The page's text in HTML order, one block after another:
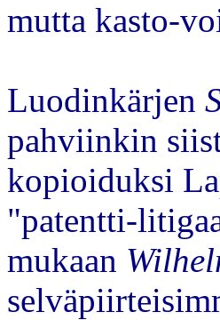
mutta kasto-
Luodinkärjen
pahviinkin
kopioiduksi
"patentti-
mukaan